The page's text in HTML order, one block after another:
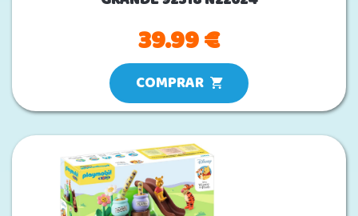
39.99 €
COMPRAR